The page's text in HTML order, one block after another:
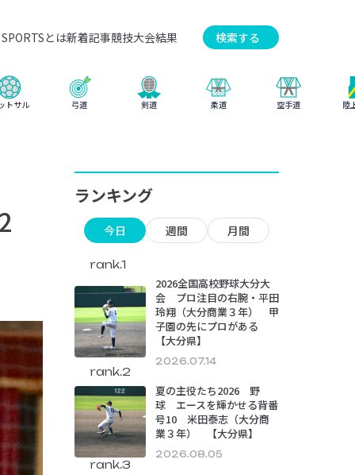
とは新着記事競技大会結果 検索する
トサル 弓道 剣道 柔道 空手道 陸
ランキング
今日 週間 月間
rank.1
2026全国高校野球大分大
会 プロ注目の右腕・平田
玲翔（大分商業３年） 甲
子園の先にプロがある
【大分県】
2026.07.14
rank.2
夏の主役たち2026 野
球 エースを輝かせる背番
号10 米田泰志（大分商
業３年） 【大分県】
2026.08.05
rank.3